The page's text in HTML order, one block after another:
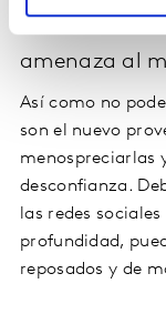
Las redes
amenaza al
Así como no
son el nuevo
menospreciarlas
desconfianza.
las redes
profundidad,
reposados y de